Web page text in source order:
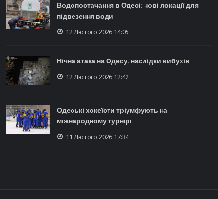
Водопостачання в Одесі: нові локації для
підвезення води
12 Лютого 2026 14:05
Нічна атака на Одесу: наслідки вибухів
12 Лютого 2026 12:42
Одеські хокеїсти тріумфують на
міжнародному турнірі
11 Лютого 2026 17:34